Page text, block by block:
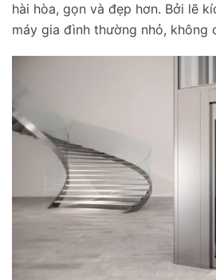
hài hòa, gọn và đẹp hơn. Bởi lẽ
máy gia đình thường nhỏ, không